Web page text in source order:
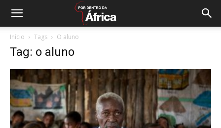
Início Tags O aluno
Tag: o aluno